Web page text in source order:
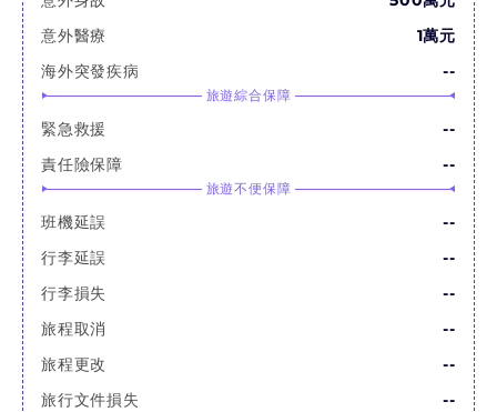
意外醫療
1萬元
海外突發疾病
--
旅遊綜合保障
緊急救援
--
責任險保障
--
旅遊不便保障
班機延誤
--
行李延誤
--
行李損失
--
旅程取消
--
旅程更改
--
旅行文件損失
--